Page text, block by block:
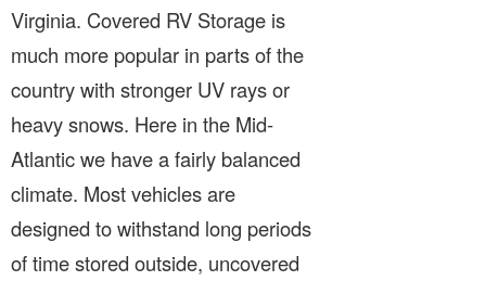
Virginia. Covered RV Storage is
much more popular in parts of the
country with stronger UV rays or
heavy snows. Here in the Mid-
Atlantic we have a fairly balanced
climate. Most vehicles are
designed to withstand long periods
of time stored outside, uncovered